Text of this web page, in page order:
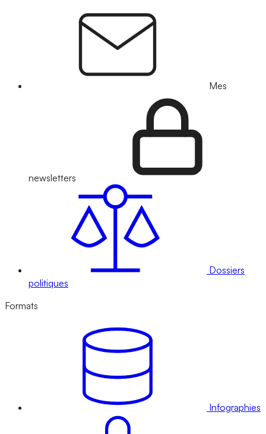
Mes
newsletters
Dossiers
politiques
Formats
Infographies